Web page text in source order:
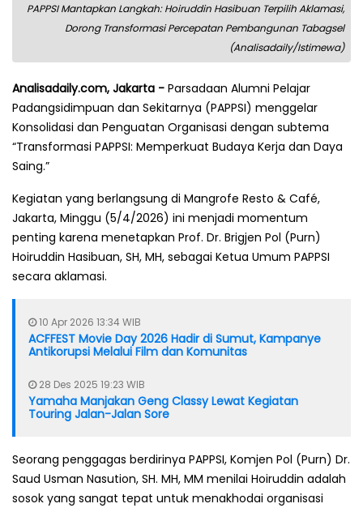
PAPPSI Mantapkan Langkah: Hoiruddin Hasibuan Terpilih Aklamasi,
Dorong Transformasi Percepatan Pembangunan Tabagsel
(Analisadaily/Istimewa)
Analisadaily.com, Jakarta - Parsadaan Alumni Pelajar
Padangsidimpuan dan Sekitarnya (PAPPSI) menggelar
Konsolidasi dan Penguatan Organisasi dengan subtema
“Transformasi PAPPSI: Memperkuat Budaya Kerja dan Daya
Saing.”
Kegiatan yang berlangsung di Mangrofe Resto & Café,
Jakarta, Minggu (5/4/2026) ini menjadi momentum
penting karena menetapkan Prof. Dr. Brigjen Pol (Purn)
Hoiruddin Hasibuan, SH, MH, sebagai Ketua Umum PAPPSI
secara aklamasi.
10 Apr 2026 13:34 WIB
ACFFEST Movie Day 2026 Hadir di Sumut, Kampanye
Antikorupsi Melalui Film dan Komunitas
28 Des 2025 19:23 WIB
Yamaha Manjakan Geng Classy Lewat Kegiatan
Touring Jalan-Jalan Sore
Seorang penggagas berdirinya PAPPSI, Komjen Pol (Purn) Dr.
Saud Usman Nasution, SH. MH, MM menilai Hoiruddin adalah
sosok yang sangat tepat untuk menakhodai organisasi